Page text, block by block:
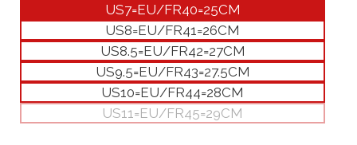
US7=EU/FR40=25CM
US8=EU/FR41=26CM
US8.5=EU/FR42=27CM
US9.5=EU/FR43=27.5CM
US10=EU/FR44=28CM
US11=EU/FR45=29CM